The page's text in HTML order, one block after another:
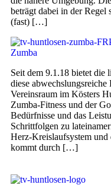
beträgt dabei in der
(fast) […]
Zumba
Seit dem 9.1.18 bietet die
diese
Vereinsraum im Kösters
Zumba-Fitness und der
Bedürfnisse und das
Schrittfolgen zu
Herz-Kreislaufsystem
kommt durch […]